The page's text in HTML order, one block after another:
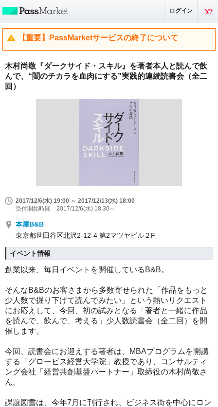
ログイン
【重要】PassMarketサービスの終了について
木村尚敬『ダークサイド・スキル』を著者本人と読んで飲
んで、“闇のチカラを血肉にする”実践的連続読書会（全二
回）
2017/12/6(水) 19:00 ～ 2017/12/13(水) 18:00
受付開始時間 2017/12/6(水) 18:30～
本屋B&B
東京都世田谷区北沢2-12-4 第2マツヤビル２F
イベント情報
創業以来、毎日イベントを開催しているB&B。
そんなB&Bのお客さまから多数寄せられた「作品をもっと
少人数で掘り下げて読んでみたい」という熱いリクエスト
にお応えして、今回、初の試みとなる「著者と一緒に作品
を読んで、飲んで、考える」少人数読書会（全二回）を開
催します。
今回、読書会にお迎えする著者は、MBAプログラムを開講
する「グロービス経営大学院」教授であり、コンサルティ
ング会社「経営共創基盤パートナー」取締役の木村尚敬さ
ん。
課題図書は、今年7月に刊行され、ビジネス街を中心にロン